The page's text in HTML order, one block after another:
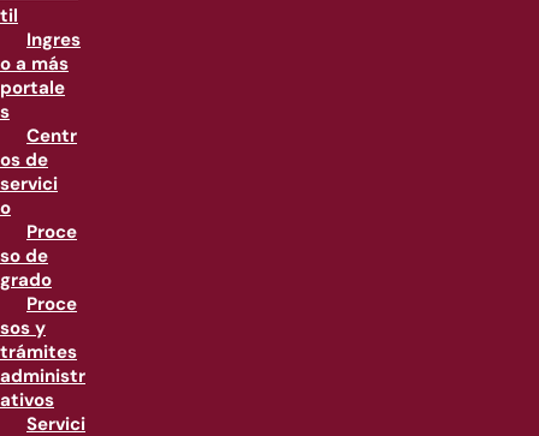
til
Ingres
o a más
portale
s
Centr
os de
servici
o
Proce
so de
grado
Proce
sos y
trámites
administr
ativos
Servici